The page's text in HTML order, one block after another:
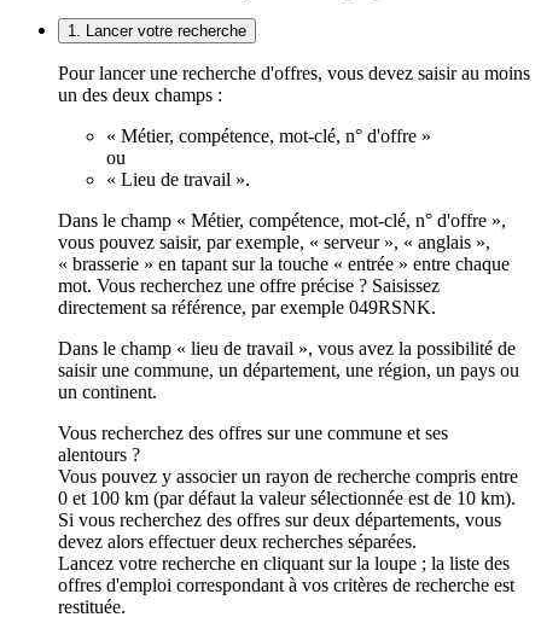
1. Lancer votre recherche
Pour lancer une recherche d'offres, vous devez saisir au moins
un des deux champs :
« Métier, compétence, mot-clé, n° d'offre »
ou
« Lieu de travail ».
Dans le champ « Métier, compétence, mot-clé, n° d'offre »,
vous pouvez saisir, par exemple, « serveur », « anglais »,
« brasserie » en tapant sur la touche « entrée » entre chaque
mot. Vous recherchez une offre précise ? Saisissez
directement sa référence, par exemple 049RSNK.
Dans le champ « lieu de travail », vous avez la possibilité de
saisir une commune, un département, une région, un pays ou
un continent.
Vous recherchez des offres sur une commune et ses
alentours ?
Vous pouvez y associer un rayon de recherche compris entre
0 et 100 km (par défaut la valeur sélectionnée est de 10 km).
Si vous recherchez des offres sur deux départements, vous
devez alors effectuer deux recherches séparées.
Lancez votre recherche en cliquant sur la loupe ; la liste des
offres d'emploi correspondant à vos critères de recherche est
restituée.